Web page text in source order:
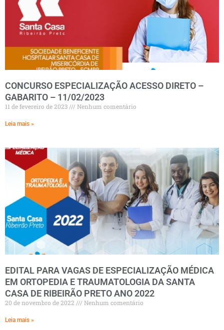
CONCURSO ESPECIALIZAÇÃO ACESSO DIRETO –
GABARITO – 11/02/2023
11 de fevereiro de 2023 Nenhum comentário
Leia mais »
EDITAL PARA VAGAS DE ESPECIALIZAÇÃO MÉDICA
EM ORTOPEDIA E TRAUMATOLOGIA DA SANTA
CASA DE RIBEIRÃO PRETO ANO 2022
20 de novembro de 2022 Nenhum comentário
Leia mais »